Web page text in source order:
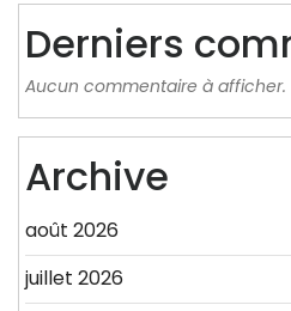
Derniers
Aucun commentaire à afficher.
Archive
août 2026
juillet 2026